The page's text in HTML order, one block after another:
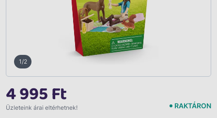
1/2
4 995 Ft
Üzleteink árai eltérhetnek! RAKTÁRON